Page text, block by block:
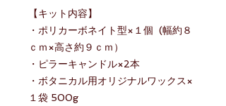
【キット内容】
・ポリカーボネイト型×１個 (幅約８
ｃｍ×高さ約９ｃｍ）
・ピラーキャンドル×2本
・ボタニカル用オリジナルワックス×
１袋 500g